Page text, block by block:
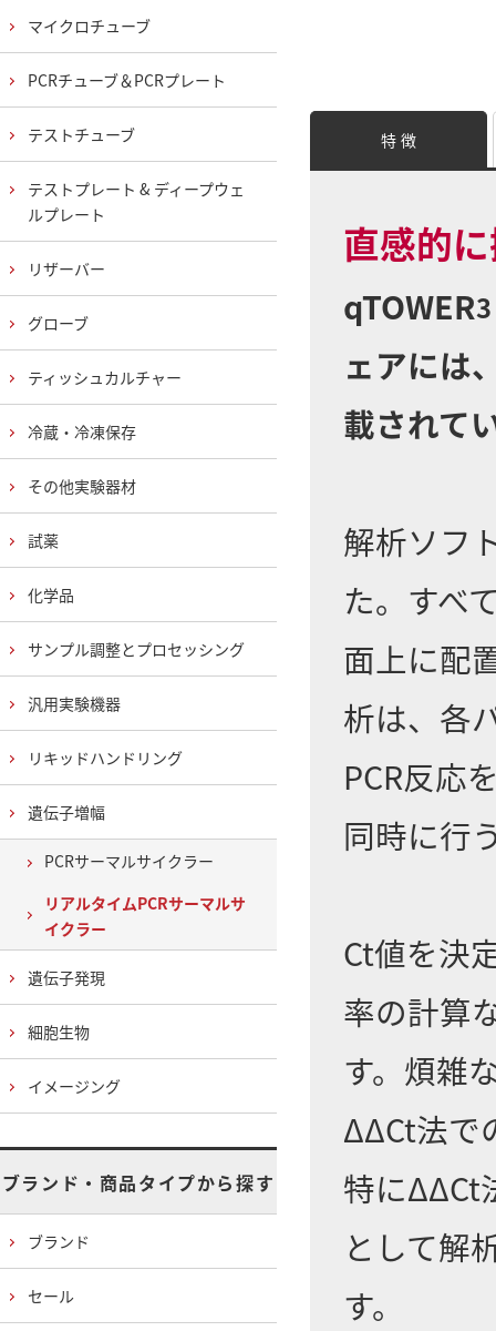
特 徴
直感的
qTOWER3
ェアには
載されて
解析ソフ
た。すべ
面上に配
析は、各
PCR反応
同時に行
Ct値を決
率の計算
す。煩雑
ΔΔCt法で
特にΔΔCt
として解
す。
マイクロチューブ
PCRチューブ＆PCRプレート
テストチューブ
テストプレート & ディープウェ
ルプレート
リザーバー
グローブ
ティッシュカルチャー
冷蔵・冷凍保存
その他実験器材
試薬
化学品
サンプル調整とプロセッシング
汎用実験機器
リキッドハンドリング
遺伝子増幅
PCRサーマルサイクラー
リアルタイムPCRサーマルサ
イクラー
遺伝子発現
細胞生物
イメージング
ブランド・商品タイプから探す
ブランド
セール